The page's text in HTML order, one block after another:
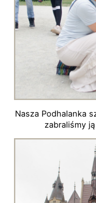
Nasza Podhalanka
zabraliśmy